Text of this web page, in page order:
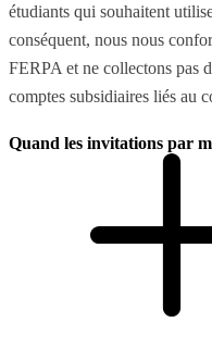
étudiants qui souhaitent
conséquent, nous nous
FERPA et ne collectons pas
comptes subsidiaires liés au
Quand les invitations par